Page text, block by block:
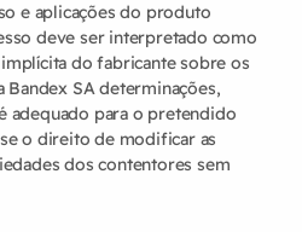
e aplicações do produto
deve ser interpretado como
do fabricante sobre os
Bandex SA determinações,
adequado para o pretendido
o direito de modificar as
dos contentores sem